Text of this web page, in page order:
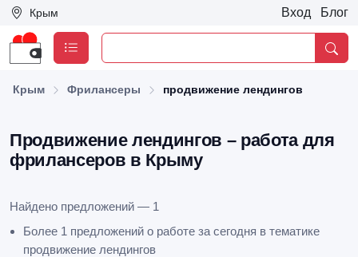
Крым Вход Блог
Крым Фрилансеры продвижение лендингов
Продвижение лендингов – работа для
фрилансеров в Крыму
Найдено предложений — 1
Более 1 предложений о работе за сегодня в тематике
продвижение лендингов